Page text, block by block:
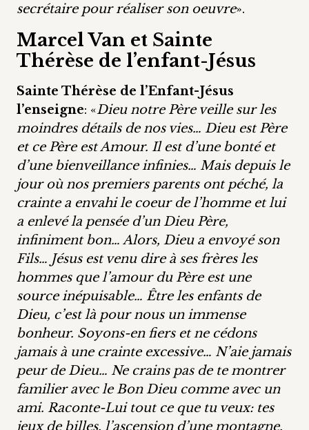
secrétaire pour réaliser son oeuvre».
Marcel Van et Sainte
Thérèse de l’enfant-Jésus
Sainte Thérèse de l’Enfant-Jésus
l’enseigne: «Dieu notre Père veille sur les
moindres détails de nos vies… Dieu est Père
et ce Père est Amour. Il est d’une bonté et
d’une bienveillance infinies… Mais depuis le
jour où nos premiers parents ont péché, la
crainte a envahi le coeur de l’homme et lui
a enlevé la pensée d’un Dieu Père,
infiniment bon… Alors, Dieu a envoyé son
Fils… Jésus est venu dire à ses frères les
hommes que l’amour du Père est une
source inépuisable… Être les enfants de
Dieu, c’est là pour nous un immense
bonheur. Soyons-en fiers et ne cédons
jamais à une crainte excessive… N’aie jamais
peur de Dieu… Ne crains pas de te montrer
familier avec le Bon Dieu comme avec un
ami. Raconte-Lui tout ce que tu veux: tes
jeux de billes, l’ascension d’une montagne,